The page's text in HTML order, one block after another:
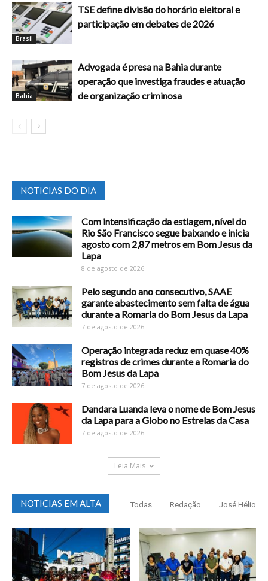
Brasil
TSE define divisão do horário eleitoral e
participação em debates de 2026
Bahia
Advogada é presa na Bahia durante
operação que investiga fraudes e atuação
de organização criminosa
NOTICIAS DO DIA
Com intensificação da estiagem, nível do
Rio São Francisco segue baixando e inicia
agosto com 2,87 metros em Bom Jesus da
Lapa
8 de agosto de 2026
Pelo segundo ano consecutivo, SAAE
garante abastecimento sem falta de água
durante a Romaria do Bom Jesus da Lapa
7 de agosto de 2026
Operação integrada reduz em quase 40%
registros de crimes durante a Romaria do
Bom Jesus da Lapa
7 de agosto de 2026
Dandara Luanda leva o nome de Bom Jesus
da Lapa para a Globo no Estrelas da Casa
7 de agosto de 2026
Leia Mais
NOTICIAS EM ALTA Todas Redação José Hélio